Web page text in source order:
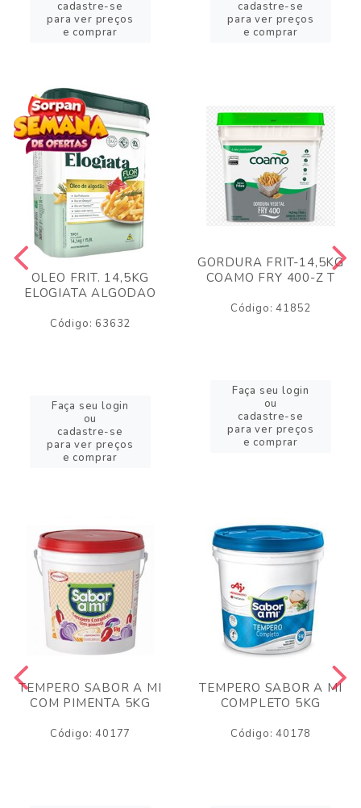
cadastre-se
para ver preços
e comprar
cadastre-se
para ver preços
e comprar
OLEO FRIT. 14,5KG
ELOGIATA ALGODAO
Código: 63632
Faça seu login
ou
cadastre-se
para ver preços
e comprar
GORDURA FRIT-14,5KG
COAMO FRY 400-Z T
Código: 41852
Faça seu login
ou
cadastre-se
para ver preços
e comprar
TEMPERO SABOR A MI
COM PIMENTA 5KG
Código: 40177
TEMPERO SABOR A MI
COMPLETO 5KG
Código: 40178